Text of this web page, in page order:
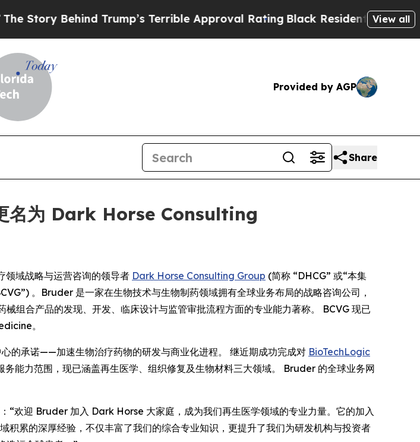
Behind Trump’s Terrible Approval Rating Black Residents Warned of
View all
Provided by AGP
Share
为 Dark Horse Consulting
域战略与运营咨询的领导者 Dark Horse Consulting Group (简称 “DHCG” 或“本集
。Bruder 是一家在生物技术与生物制药领域拥有全球业务布局的战略咨询公司，
组合产品的发现、开发、临床设计与监管审批流程方面的专业能力著称。 BCVG 现已
。
的承诺——加速生物治疗药物的研发与商业化进程。 继近期成功完成对 BioTechLogic
能力范围，现已涵盖再生医学、组织修复及生物材料三大领域。 Bruder 的全球业务网
欢迎 Bruder 加入 Dark Horse 大家庭，成为我们再生医学领域的专业力量。它的加入
累的深厚经验，不仅丰富了我们的综合专业知识，更提升了我们为研发机构与投资者